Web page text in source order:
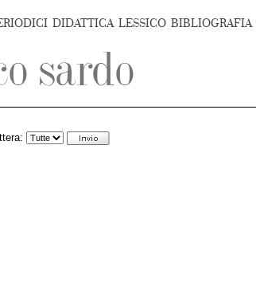
DIDATTICA LESSICO BIBLIOGRAFIA